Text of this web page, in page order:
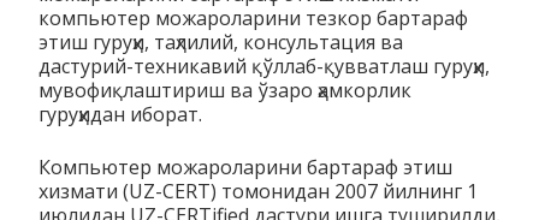
компьютер можароларини тезкор бартараф
этиш гуруҳи, таҳлилий, консультация ва
дастурий-техникавий қўллаб-қувватлаш гуруҳи,
мувофиқлаштириш ва ўзаро ҳамкорлик
гуруҳидан иборат.
Компьютер можароларини бартараф этиш
хизмати (UZ-CERT) томонидан 2007 йилнинг 1